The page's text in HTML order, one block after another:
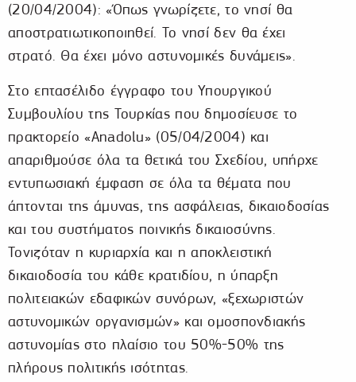
(20/04/2004): «Όπως γνωρίζετε, το νησί θα
αποστρατιωτικοποιηθεί. Το νησί δεν θα έχει
στρατό. Θα έχει μόνο αστυνομικές δυνάμεις».
Στο επτασέλιδο έγγραφο του Υπουργικού
Συμβουλίου της Τουρκίας που δημοσίευσε το
πρακτορείο «Anadolu» (05/04/2004) και
απαριθμούσε όλα τα θετικά του Σχεδίου, υπήρχε
εντυπωσιακή έμφαση σε όλα τα θέματα που
άπτονται της άμυνας, της ασφάλειας, δικαιοδοσίας
και του συστήματος ποινικής δικαιοσύνης.
Τονιζόταν η κυριαρχία και η αποκλειστική
δικαιοδοσία του κάθε κρατιδίου, η ύπαρξη
πολιτειακών εδαφικών συνόρων, «ξεχωριστών
αστυνομικών οργανισμών» και ομοσπονδιακής
αστυνομίας στο πλαίσιο του 50%-50% της
πλήρους πολιτικής ισότητας.